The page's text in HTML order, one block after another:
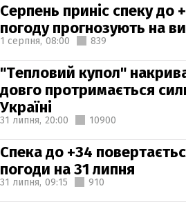
Серпень приніс спеку до
погоду прогнозують на
1 серпня, 08:00 839
"Тепловий купол"
довго протримається
Україні
31 липня, 20:00 10900
Спека до +34
погоди на 31 липня
31 липня, 09:15 910